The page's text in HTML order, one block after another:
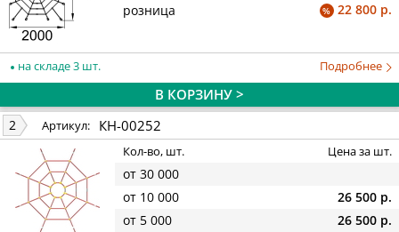
розница
% 22 800 р.
на складе 3 шт. Подробнее
В КОРЗИНУ >
2 Артикул: КН-00252
Кол-во, шт. Цена за шт.
от 30 000
от 10 000
26 500 р.
от 5 000
26 500 р.